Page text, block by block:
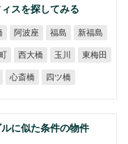
スを探してみる
阿波座 福島 新福島
西大橋 玉川 東梅田
心斎橋 四ツ橋
に似た条件の物件